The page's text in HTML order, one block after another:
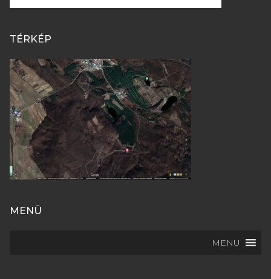
TÉRKÉP
MENÜ
MENU